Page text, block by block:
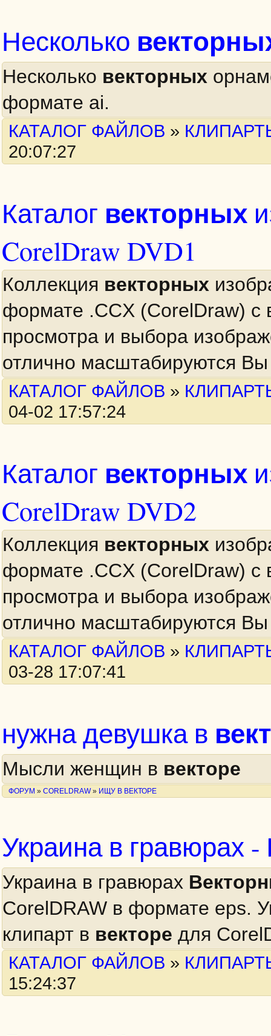
Несколько
Несколько векторных
формате ai.
КАТАЛОГ ФАЙЛОВ »
20:07:27
Каталог векторных
CorelDraw DVD1
Коллекция векторных
формате .CCX (CorelDraw) с
просмотра и выбора
отлично масштабируются
КАТАЛОГ ФАЙЛОВ »
04-02 17:57:24
Каталог векторных
CorelDraw DVD2
Коллекция векторных
формате .CCX (CorelDraw) с
просмотра и выбора
отлично масштабируются
КАТАЛОГ ФАЙЛОВ »
03-28 17:07:41
нужна девушка в
Мысли женщин в векторе
ФОРУМ » CORELDRAW » ИЩУ В ВЕКТОРЕ
Украина в гравюрах -
Украина в гравюрах
CorelDRAW в формате eps.
клипарт в векторе для
КАТАЛОГ ФАЙЛОВ »
15:24:37